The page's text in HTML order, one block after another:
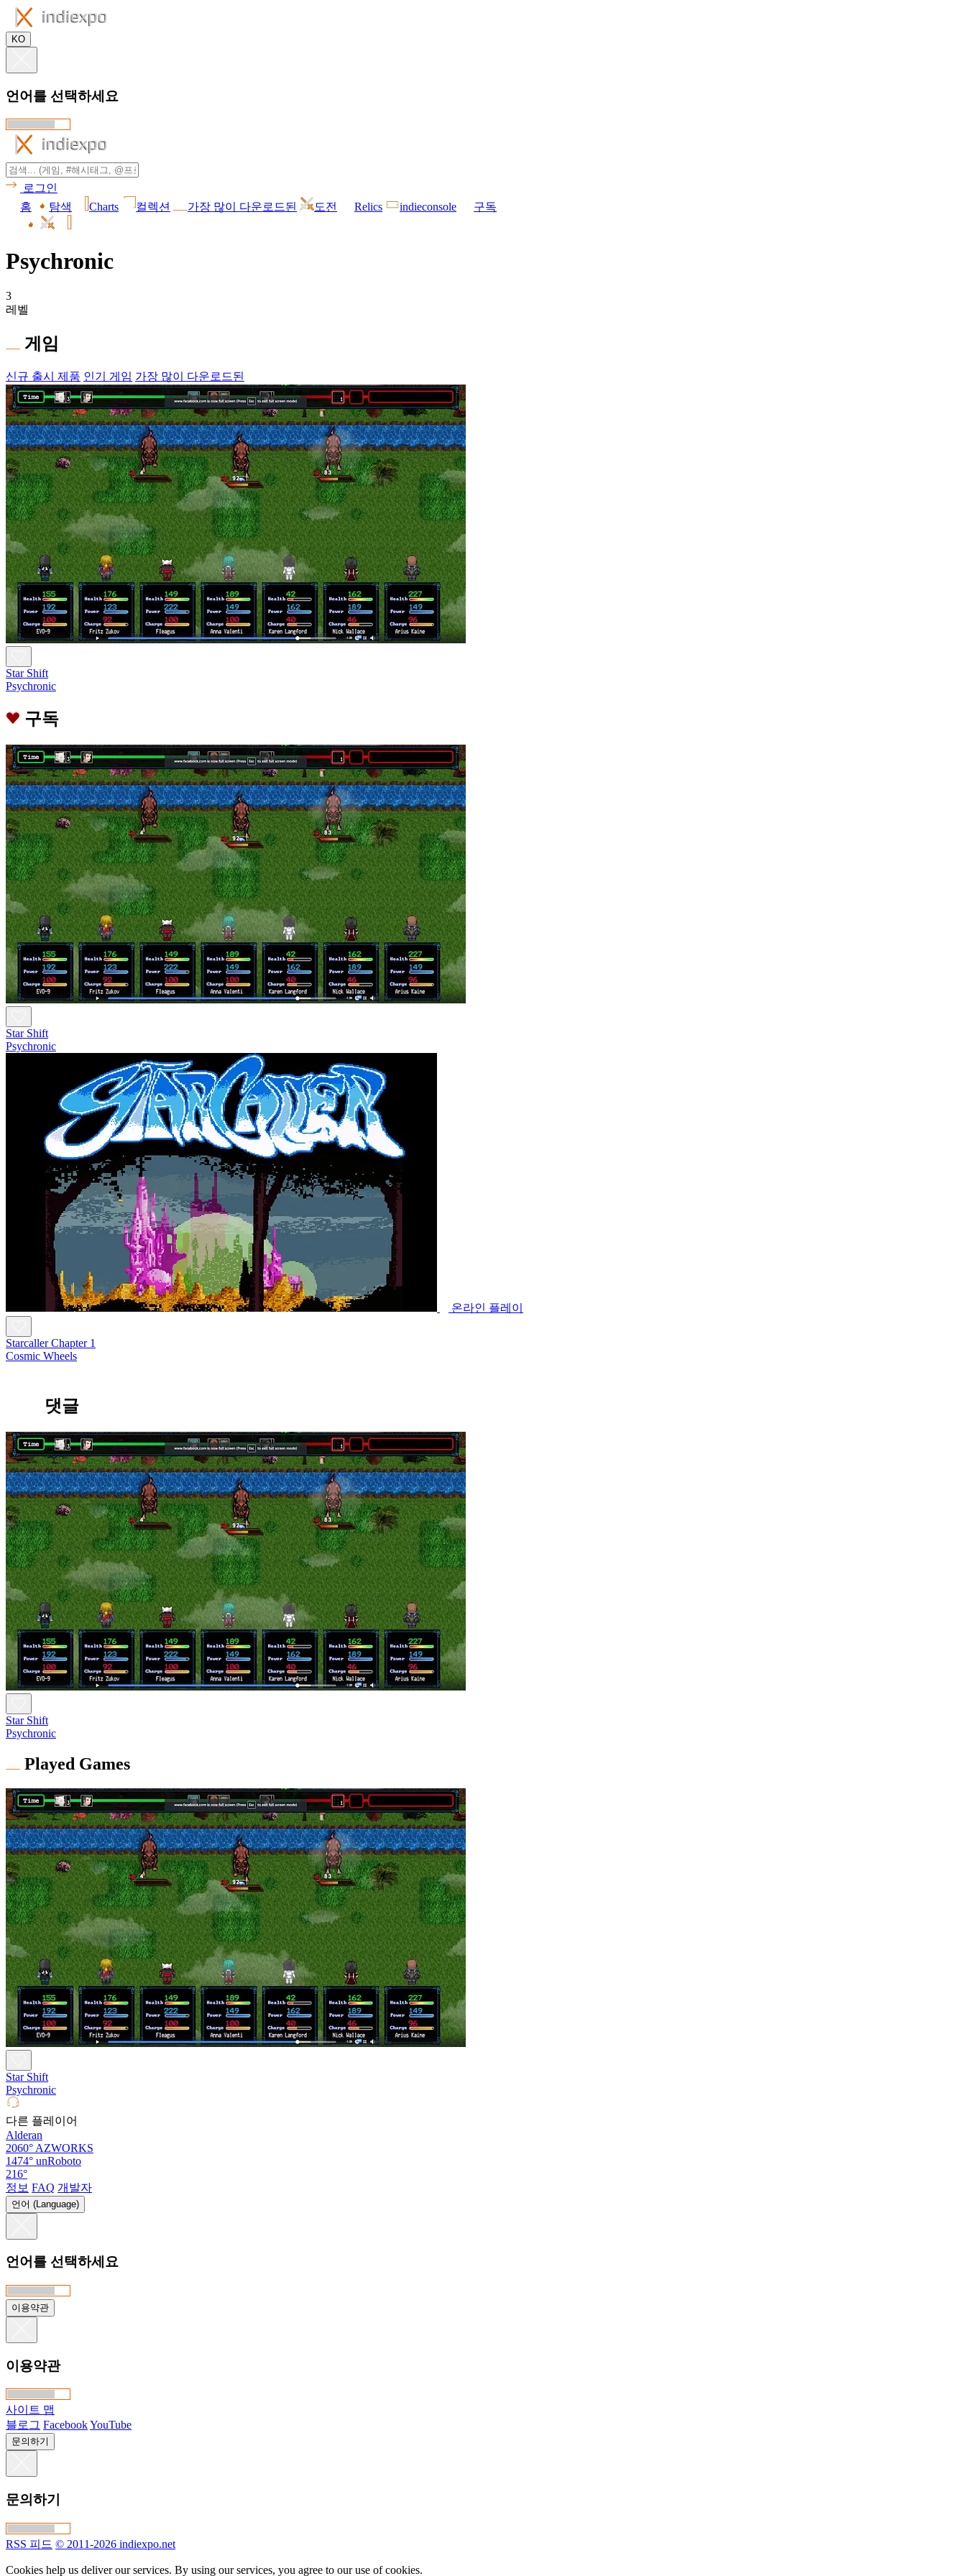
KO
언어를 선택하세요
로그인
홈
탐색 Charts 컬렉션 가장 많이 다운로드된 도전 Relics indieconsole 구독
Psychronic
3
레벨
게임
신규 출시 제품 인기 게임 가장 많이 다운로드된
Star Shift
Psychronic
구독
Star Shift
Psychronic
온라인 플레이
Starcaller Chapter 1
Cosmic Wheels
댓글
Star Shift
Psychronic
Played Games
Star Shift
Psychronic
다른 플레이어
Alderan
2060° AZWORKS
1474° unRoboto
216°
정보 FAQ 개발자
언어 (Language)
언어를 선택하세요
이용약관
이용약관
사이트 맵
블로그 FacebookYouTube
문의하기
문의하기
RSS 피드 © 2011-2026 indiexpo.net
Cookies help us deliver our services. By using our services, you agree to our use of cookies.